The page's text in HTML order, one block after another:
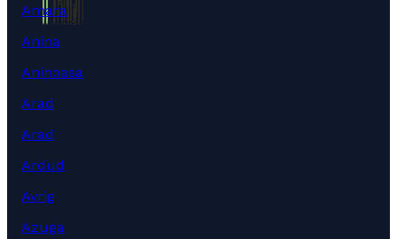
Amara
Anina
Aninoasa
Arad
Arad
Ardud
Avrig
Azuga